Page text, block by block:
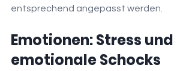
entsprechend angepasst werden.
Emotionen: Stress und
emotionale Schocks